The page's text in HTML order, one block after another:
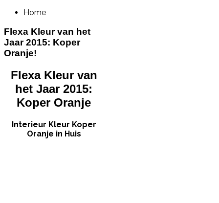
Home
Flexa Kleur van het
Jaar 2015: Koper
Oranje!
Flexa Kleur van
het Jaar 2015:
Koper Oranje
Interieur Kleur Koper
Oranje in Huis